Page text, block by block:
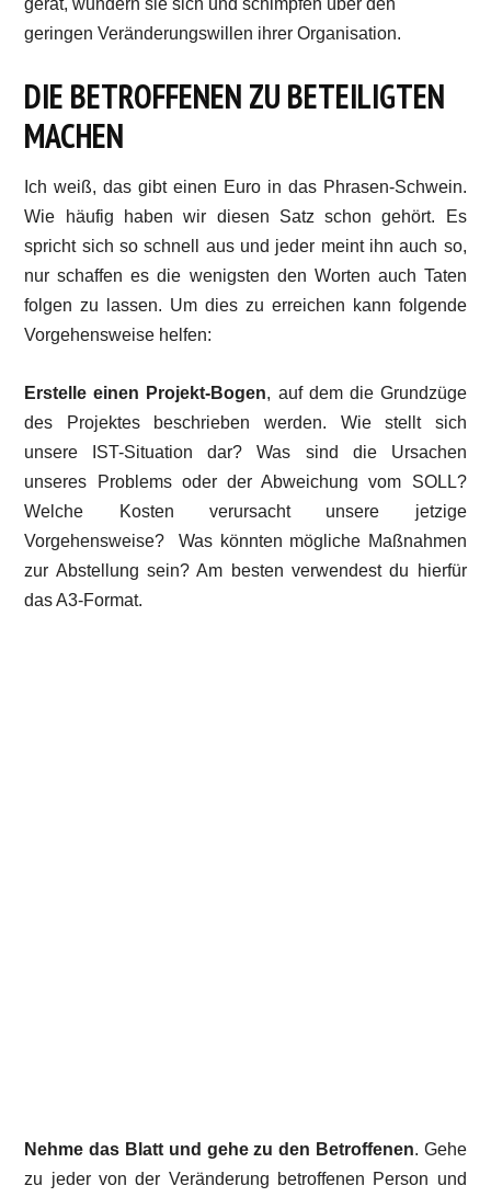
gerät, wundern sie sich und schimpfen über den
geringen Veränderungswillen ihrer Organisation.
DIE BETROFFENEN ZU BETEILIGTEN
MACHEN
Ich weiß, das gibt einen Euro in das Phrasen-Schwein.
Wie häufig haben wir diesen Satz schon gehört. Es
spricht sich so schnell aus und jeder meint ihn auch so,
nur schaffen es die wenigsten den Worten auch Taten
folgen zu lassen. Um dies zu erreichen kann folgende
Vorgehensweise helfen:
Erstelle einen Projekt-Bogen, auf dem die Grundzüge
des Projektes beschrieben werden. Wie stellt sich
unsere IST-Situation dar? Was sind die Ursachen
unseres Problems oder der Abweichung vom SOLL?
Welche Kosten verursacht unsere jetzige
Vorgehensweise? Was könnten mögliche Maßnahmen
zur Abstellung sein? Am besten verwendest du hierfür
das A3-Format.
Nehme das Blatt und gehe zu den Betroffenen. Gehe
zu jeder von der Veränderung betroffenen Person und